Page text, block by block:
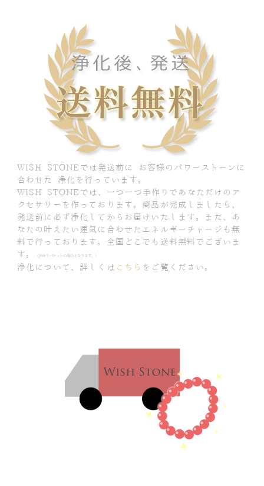
WISH STONEでは発送前に お客様のパワーストーンに
合わせた 浄化を行っています。
WISH STONEでは、一つ一つ手作りであなただけのア
クセサリーを作っております。商品が完成しましたら、
発送前に必ず浄化してからお届けいたします。また、あ
なたの叶えたい運気に合わせたエネルギーチャージも無
料で行っております。全国どこでも送料無料でございま
す。
（※ゆうパケットの場合となります。）
浄化について、詳しくは こちら をご覧ください。